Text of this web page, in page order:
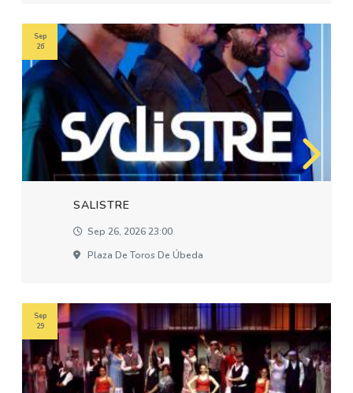
SALISTRE
Sep 26, 2026 23:00
Plaza De Toros De Úbeda
Sep
26
Sep
29